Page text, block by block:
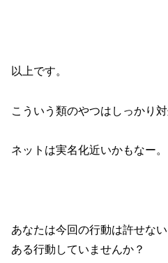
以上です。
こういう類のやつはしっかり
ネットは実名化近いかもなー。
あなたは今回の行動は許せな
ある行動していませんか？